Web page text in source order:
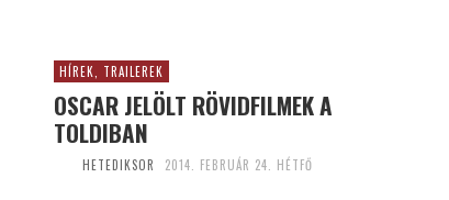
HÍREK, TRAILEREK
OSCAR JELÖLT RÖVIDFILMEK A
TOLDIBAN
HETEDIKSOR 2014. FEBRUÁR 24. HÉTFŐ